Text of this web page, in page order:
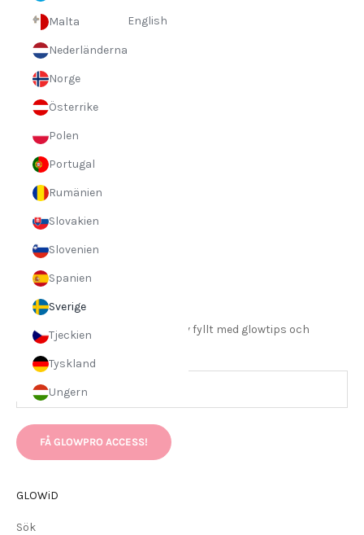
Malta
Nederländerna
Norge
Österrike
Polen
Portugal
Rumänien
Slovakien
Slovenien
Spanien
Sverige
Tjeckien
Tyskland
Ungern
English
Om GLOWiD
Om oss
Jobba hos oss
The GLOWiD Journal
Nyhetsbrev
Prenumerera på vårt nyhetsbrev fyllt med glowtips och
exklusiva deals!
FÅ GLOWPRO ACCESS!
GLOWiD
Sök